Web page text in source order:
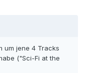
um jene 4 Tracks
("Sci-Fi at the